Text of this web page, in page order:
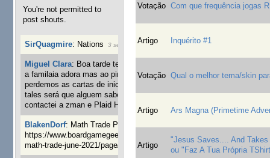
You're not permitted to
post shouts.
SirQuagmire: Nations 3 semanas 6 dias atrás
Miguel Clara: Boa tarde tenho jogo Mice and mistics que
a familaia adora mas ao pintarmos as miniaturas
perdemos as cartas de iniciaticva da expanção downood
tales será que alguem sabe onde adquirir as cartas já
contactei a zman e Plaid Hat e nada
5 semanas 6 dias atrás
BlakenDorf: Math Trade Portuguesa a decorrer. Aqui:
https://www.boardgamegeek.com/geeklist/286035/portugal-
math-trade-june-2021/page/1
7 semanas 22 horas atrás
Votação Com que frequência jogas
Artigo Inquérito #1
Votação Qual o melhor tema/skin
Artigo Ars Magna (Primetime
Artigo
"Jesus Saves.... And
ou "Faz A Tua Própria